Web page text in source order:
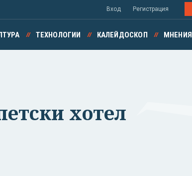
Вход Регистрация
ТЕХНОЛОГИИ КАЛЕЙДОСКОП МНЕНИЯ
хотел